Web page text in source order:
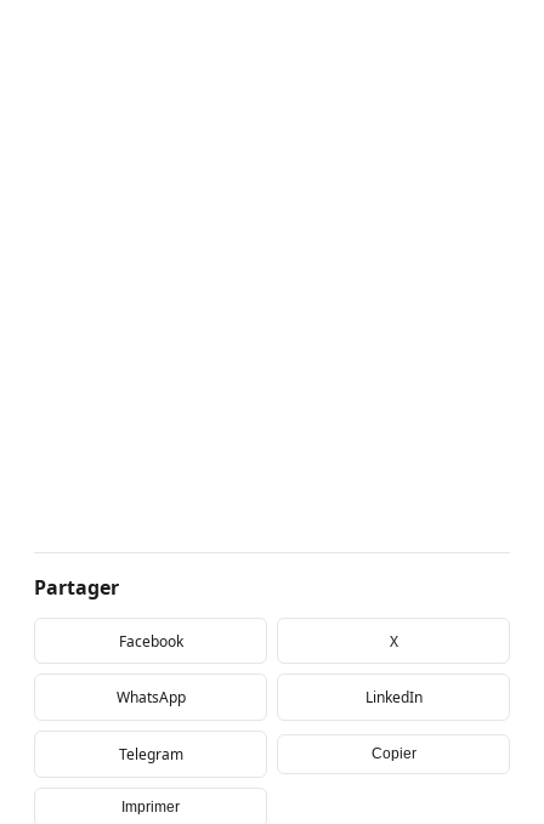
Partager
Facebook X
WhatsApp LinkedIn
Telegram Copier
Imprimer